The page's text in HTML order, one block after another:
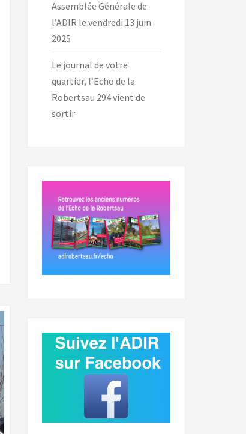
Assemblée Générale de
l’ADIR le vendredi 13 juin
2025
Le journal de votre
quartier, l’Echo de la
Robertsau 294 vient de
sortir